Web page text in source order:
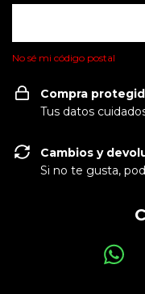
No sé mi código postal
Compra
Tus datos
Cambios y
Si no te gusta,